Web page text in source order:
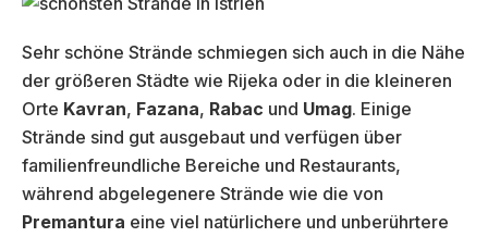
Sehr schöne Strände schmiegen sich auch in die Nähe
der größeren Städte wie Rijeka oder in die kleineren
Orte Kavran, Fazana, Rabac und Umag. Einige
Strände sind gut ausgebaut und verfügen über
familienfreundliche Bereiche und Restaurants,
während abgelegenere Strände wie die von
Premantura eine viel natürlichere und unberührtere